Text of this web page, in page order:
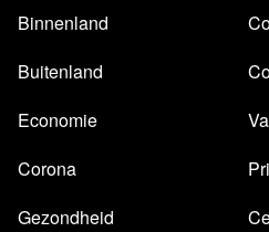
Binnenland
Buitenland
Economie
Corona
Gezondheid